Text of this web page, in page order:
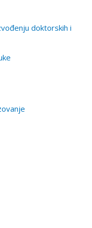
doktorskih i